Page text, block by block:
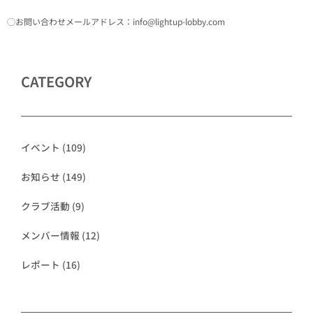
CATEGORY
イベント (109)
お知らせ (149)
クラブ活動 (9)
メンバー情報 (12)
レポート (16)
◯お問い合わせメールアドレス：info@lightup-lobby.com